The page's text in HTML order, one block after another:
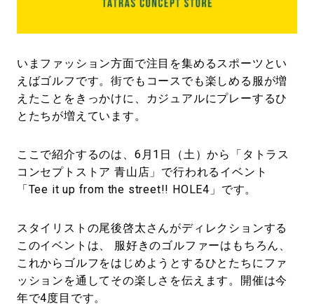
いまファッション方面で注目を集めるスポーツとい
えばゴルフです。街でもコースでも楽しめる服が増
えたことをきっかけに、カジュアルにプレーするひ
とたちが増えています。
ここで紹介するのは、6月1日（土）から「タトラス
コンセプトストア ⻘山店」で行われるイベント
「Tee it up from the street!! HOLE4」です。
スタイリストの尾後啓太さんがディレクションする
このイベントは、 服好きのゴルファーはもちろん、
これからゴルフをはじめようとするひとたちにファ
ッションを通してその楽しさを伝えます。開催は今
年で4度目です。